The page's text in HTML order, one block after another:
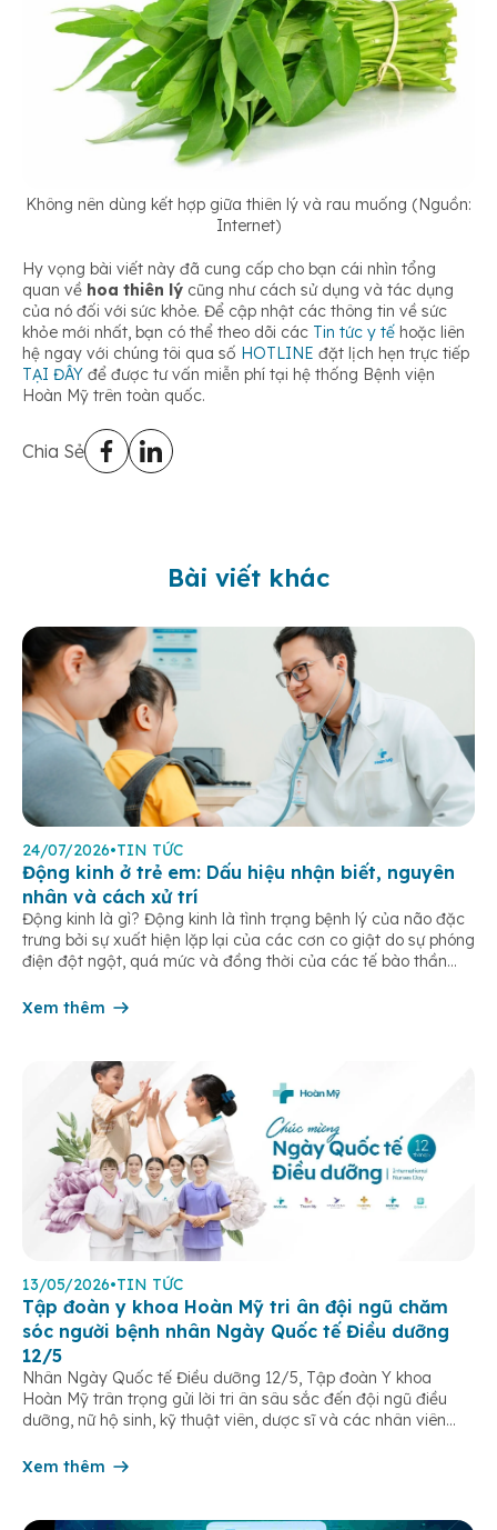
Không nên dùng kết hợp giữa thiên lý và rau muống (Nguồn:
Internet)
Hy vọng bài viết này đã cung cấp cho bạn cái nhìn tổng
quan về hoa thiên lý cũng như cách sử dụng và tác dụng
của nó đối với sức khỏe. Để cập nhật các thông tin về sức
khỏe mới nhất, bạn có thể theo dõi các Tin tức y tế hoặc liên
hệ ngay với chúng tôi qua số HOTLINE đặt lịch hẹn trực tiếp
TẠI ĐÂY để được tư vấn miễn phí tại hệ thống Bệnh viện
Hoàn Mỹ trên toàn quốc.
Chia Sẻ
Bài viết khác
24/07/2026•TIN TỨC
Động kinh ở trẻ em: Dấu hiệu nhận biết, nguyên
nhân và cách xử trí
Động kinh là gì? Động kinh là tình trạng bệnh lý của não đặc
trưng bởi sự xuất hiện lặp lại của các cơn co giật do sự phóng
điện đột ngột, quá mức và đồng thời của các tế bào thần
Xem thêm
13/05/2026•TIN TỨC
Tập đoàn y khoa Hoàn Mỹ tri ân đội ngũ chăm
sóc người bệnh nhân Ngày Quốc tế Điều dưỡng
12/5
Nhân Ngày Quốc tế Điều dưỡng 12/5, Tập đoàn Y khoa
Hoàn Mỹ trân trọng gửi lời tri ân sâu sắc đến đội ngũ điều
dưỡng, nữ hộ sinh, kỹ thuật viên, dược sĩ và các nhân viên
âm thầm đồng hành trên […]
Xem thêm